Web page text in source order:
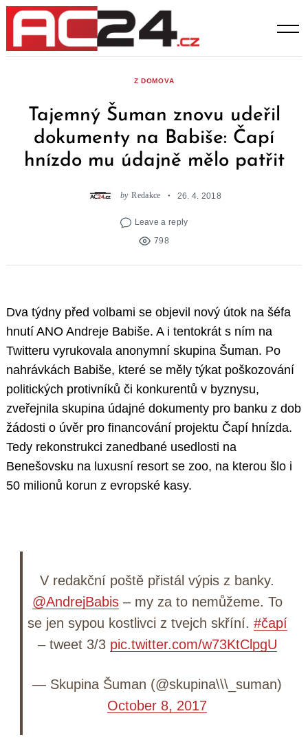
Skip
content
Z DOMOVA
Tajemný Šuman znovu udeřil
dokumenty na Babiše: Čapí
hnízdo mu údajně mělo patřit
by Redakce 26. 4. 2018
Leave a reply
798
Dva týdny před volbami se objevil nový útok na šéfa
hnutí ANO Andreje Babiše. A i tentokrát s ním na
Twitteru vyrukovala anonymní skupina Šuman. Po
nahrávkách Babiše, které se měly týkat poškozování
politických protivníků či konkurentů v byznysu,
zveřejnila skupina údajné dokumenty pro banku z dob
žádosti o úvěr pro financování projektu Čapí hnízda.
Tedy rekonstrukci zanedbané usedlosti na
Benešovsku na luxusní resort se zoo, na kterou šlo i
50 milionů korun z evropské kasy.
V redakční poště přistál výpis z banky.
@AndrejBabis– my za to nemůžeme. To
se jen sypou kostlivci z tvejch skříní. #čapí
– tweet 3/3 pic.twitter.com/w73KtClpgU
— Skupina Šuman (@skupina\\\_suman)
October 8, 2017